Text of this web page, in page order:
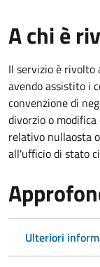
A chi è
Il servizio è rivolto
avendo assistito i
convenzione di
divorzio o
relativo nullaosta
all'ufficio di stato
Ulteriori